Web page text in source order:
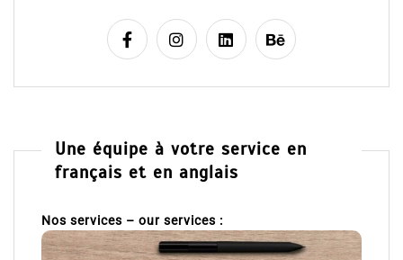
Une équipe à votre service en
français et en anglais
Nos services – our services :